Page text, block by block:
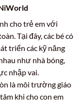
cho trẻ em với
Tại đây, các bé có
triển các kỹ năng
như nhà bóng,
nhập vai.
là môi trường giáo
khi cho con em